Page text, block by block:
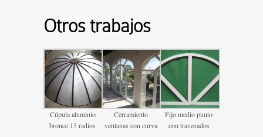
Otros trabajos
Cúpula aluminio
bronce 15 radios
Cerramiento
ventanas con curva
Fijo medio punto
con travesados